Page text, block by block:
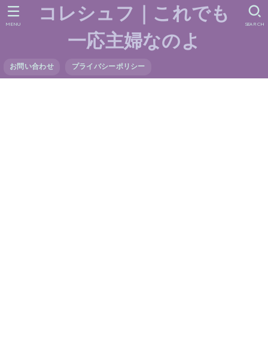
コレシュフ｜これでも
一応主婦なのよ
お問い合わせ プライバシーポリシー
SEARCH
MENU